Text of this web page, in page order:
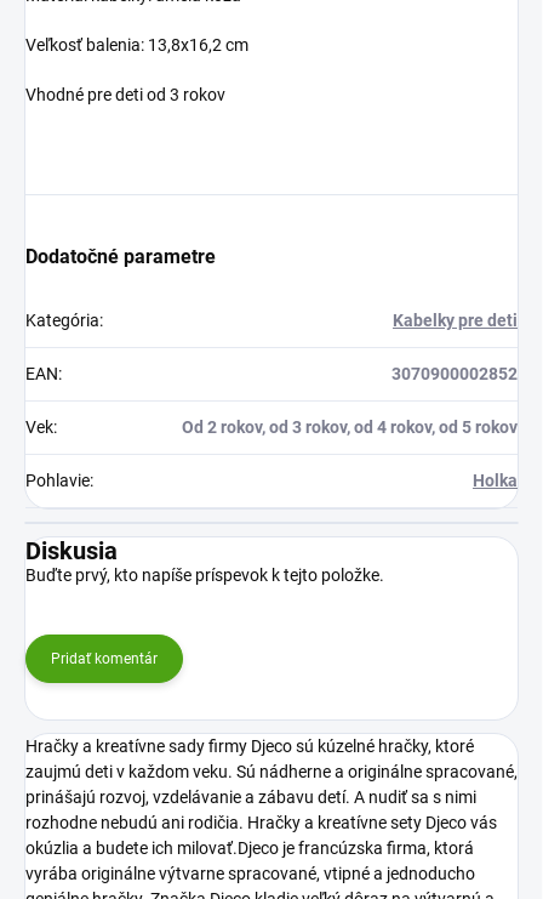
Veľkosť balenia: 13,8x16,2 cm
Vhodné pre deti od 3 rokov
Dodatočné parametre
Kategória: Kabelky pre deti
EAN: 3070900002852
Vek: Od 2 rokov, od 3 rokov, od 4 rokov, od 5 rokov
Pohlavie: Holka
Diskusia
Buďte prvý, kto napíše príspevok k tejto položke.
Pridať komentár
Hračky a kreatívne sady firmy Djeco sú kúzelné hračky, ktoré
zaujmú deti v každom veku. Sú nádherne a originálne spracované,
prinášajú rozvoj, vzdelávanie a zábavu detí. A nudiť sa s nimi
rozhodne nebudú ani rodičia. Hračky a kreatívne sety Djeco vás
okúzlia a budete ich milovať.Djeco je francúzska firma, ktorá
vyrába originálne výtvarne spracované, vtipné a jednoducho